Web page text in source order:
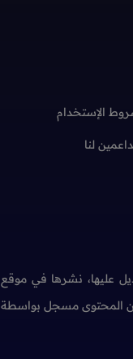
الإستخدام
لنا
عليها، نشرها في موقع
المحتوى مسجل بواسطة